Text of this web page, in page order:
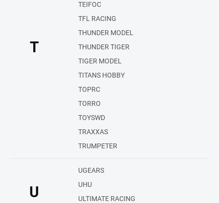
T
TEIFOC
TFL RACING
THUNDER MODEL
THUNDER TIGER
TIGER MODEL
TITANS HOBBY
TOPRC
TORRO
TOYSWD
TRAXXAS
TRUMPETER
U
UGEARS
UHU
ULTIMATE RACING